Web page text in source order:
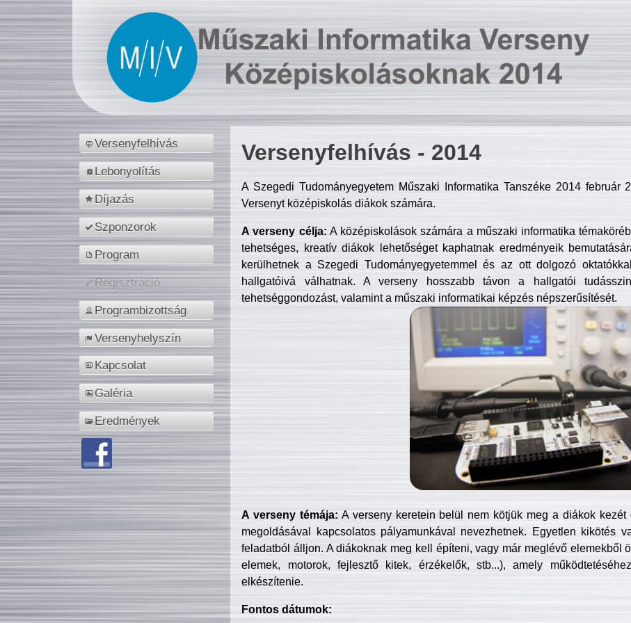
Versenyfelhívás
Lebonyolítás
Díjazás
Szponzorok
Program
Regisztráció
Programbizottság
Versenyhelyszín
Kapcsolat
Galéria
Eredmények
Versenyfelhívás - 2014
A Szegedi Tudományegyetem Műszaki Informatika Tanszéke 2014 február
Versenyt középiskolás diákok számára.
A verseny célja: A középiskolások számára a műszaki informatika
tehetséges, kreatív diákok lehetőséget kaphatnak eredményeik
kerülhetnek a Szegedi Tudományegyetemmel és az ott dolgozó
hallgatóivá válhatnak. A verseny hosszabb távon a hallgatói
tehetséggondozást, valamint a műszaki informatikai képzés népszerűsítését.
A verseny témája: A verseny keretein belül nem kötjük meg a diákok
megoldásával kapcsolatos pályamunkával nevezhetnek. Egyetlen kikötés
feladatból álljon. A diákoknak meg kell építeni, vagy már meglévő elemekből
elemek, motorok, fejlesztő kitek, érzékelők, stb...), amely
elkészítenie.
Fontos dátumok: